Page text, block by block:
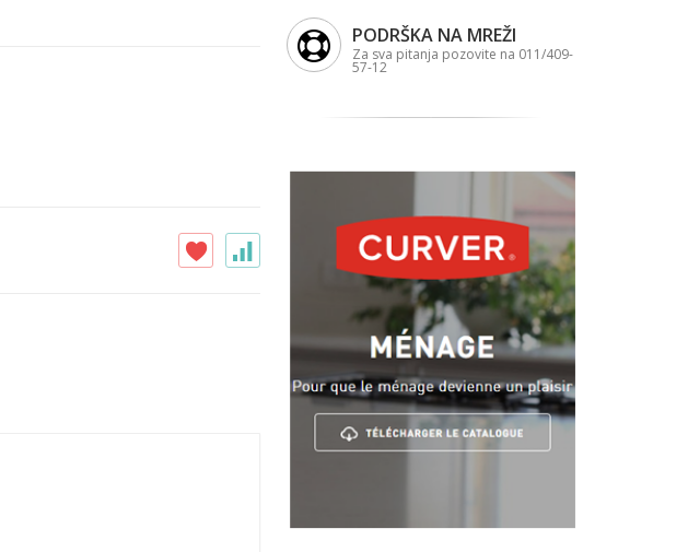
PODRŠKA NA MREŽI
Za sva pitanja pozovite na 011/409-
57-12